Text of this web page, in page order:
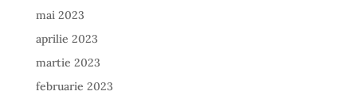
mai 2023
aprilie 2023
martie 2023
februarie 2023